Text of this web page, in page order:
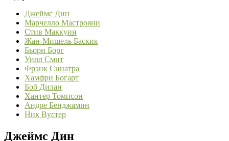
Джеймс Дин
Марчелло Мастрояни
Стив Маккуин
Жан-Мишель Баския
Бьорн Борг
Уилл Смит
Фрэнк Синатра
Хамфри Богарт
Боб Дилан
Хантер Томпсон
Андре Бенджамин
Ник Вустер
Джеймс Дин